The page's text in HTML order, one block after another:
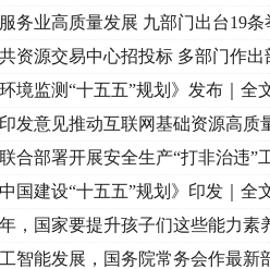
征程丨“转折之城”激荡..·[视频]牢记初心使命
务业高质量发展 九部门出台19条
资源交易中心招投标 多部门作出
环境监测“十五五”规划》发布｜全
发意见推动互联网基础资源高质
合部署开展安全生产“打非治违”
中国建设“十五五”规划》印发｜全
，国家要提升孩子们这些能力素
智能发展，国务院常务会作最新